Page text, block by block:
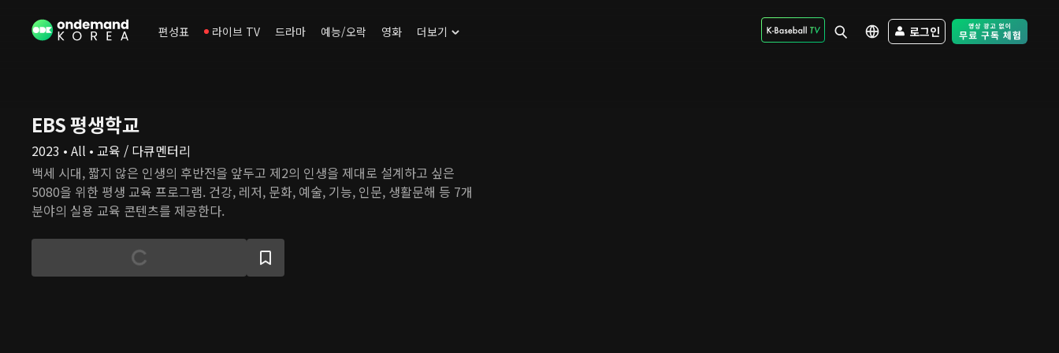
편성표 라이브 TV 드라마 예능/오락 영화 더보기 로그인 Free Trial -
EBS 평생학교
2023 • All • 교육 / 다큐멘터리
백세 시대, 짧지 않은 인생의 후반전을 앞두고 제2의 인생을 제대로 설계하고 싶은
5080을 위한 평생 교육 프로그램. 건강, 레저, 문화, 예술, 기능, 인문, 생활문해 등 7개
분야의 실용 교육 콘텐츠를 제공한다.